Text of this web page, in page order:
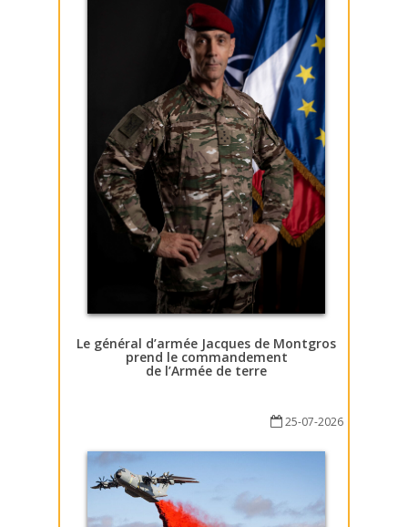
Le général d’armée Jacques de Montgros
prend le commandement
de l’Armée de terre
25-07-2026